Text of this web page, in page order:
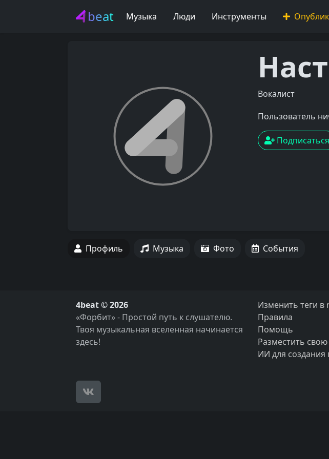
beat Музыка Люди Инструменты
Вокалист
Пользователь
Подписаться
Профиль Музыка Фото События
4beat © 2026
«Форбит» - Простой путь к слушателю.
Твоя музыкальная вселенная начинается
здесь!
Изменить теги в
Правила
Помощь
Разместить
ИИ для создания